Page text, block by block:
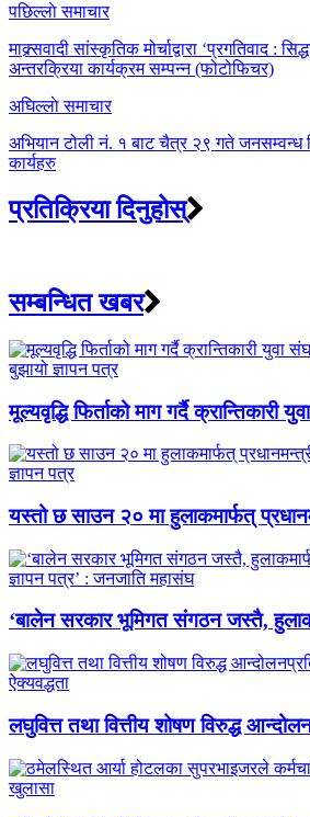
Post
navigation
पछिल्लाे समाचार
माक्र्सवादी सांस्कृतिक मोर्चाद्वारा ‘प्रगतिवाद :
अन्तरक्रिया कार्यक्रम सम्पन्न (फोटोफिचर)
अघिल्लाे समाचार
अभियान टोली नं. १ बाट चैत्र २९ गते जनसम्वन्ध
कार्यहरु
प्रतिक्रिया दिनुहोस्
सम्बन्धित खबर
मूल्यवृद्धि फिर्ताको माग गर्दै क्रान्तिकारी
यस्तो छ साउन २० मा हुलाकमार्फत्
‘बालेन सरकार भूमिगत संगठन जस्तै,
लघुवित्त तथा वित्तीय शोषण विरुद्ध